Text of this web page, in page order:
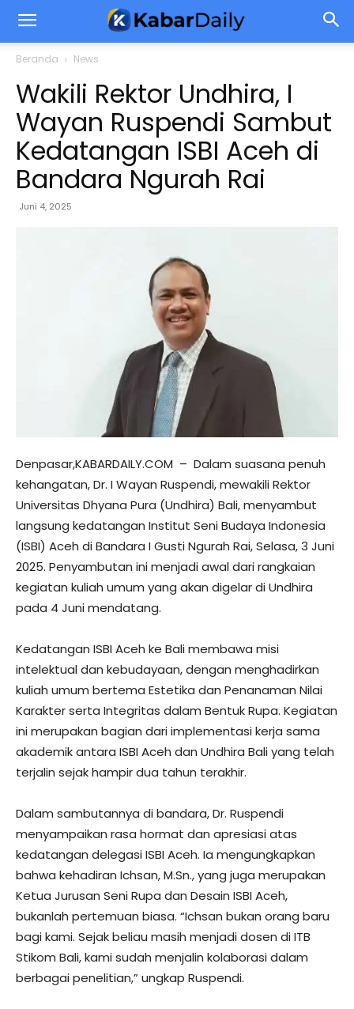
Beranda News
Wakili Rektor Undhira, I
Wayan Ruspendi Sambut
Kedatangan ISBI Aceh di
Bandara Ngurah Rai
Juni 4, 2025
Denpasar,KABARDAILY.COM – Dalam suasana penuh
kehangatan, Dr. I Wayan Ruspendi, mewakili Rektor
Universitas Dhyana Pura (Undhira) Bali, menyambut
langsung kedatangan Institut Seni Budaya Indonesia
(ISBI) Aceh di Bandara I Gusti Ngurah Rai, Selasa, 3 Juni
2025. Penyambutan ini menjadi awal dari rangkaian
kegiatan kuliah umum yang akan digelar di Undhira
pada 4 Juni mendatang.
Kedatangan ISBI Aceh ke Bali membawa misi
intelektual dan kebudayaan, dengan menghadirkan
kuliah umum bertema Estetika dan Penanaman Nilai
Karakter serta Integritas dalam Bentuk Rupa. Kegiatan
ini merupakan bagian dari implementasi kerja sama
akademik antara ISBI Aceh dan Undhira Bali yang telah
terjalin sejak hampir dua tahun terakhir.
Dalam sambutannya di bandara, Dr. Ruspendi
menyampaikan rasa hormat dan apresiasi atas
kedatangan delegasi ISBI Aceh. Ia mengungkapkan
bahwa kehadiran Ichsan, M.Sn., yang juga merupakan
Ketua Jurusan Seni Rupa dan Desain ISBI Aceh,
bukanlah pertemuan biasa. “Ichsan bukan orang baru
bagi kami. Sejak beliau masih menjadi dosen di ITB
Stikom Bali, kami sudah menjalin kolaborasi dalam
berbagai penelitian,” ungkap Ruspendi.